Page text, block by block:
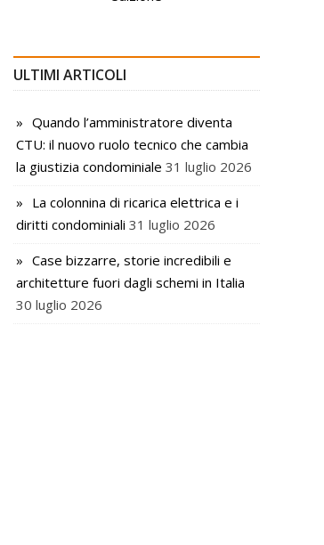
ULTIMI ARTICOLI
Quando l’amministratore diventa
CTU: il nuovo ruolo tecnico che cambia
la giustizia condominiale 31 luglio 2026
La colonnina di ricarica elettrica e i
diritti condominiali 31 luglio 2026
Case bizzarre, storie incredibili e
architetture fuori dagli schemi in Italia
30 luglio 2026